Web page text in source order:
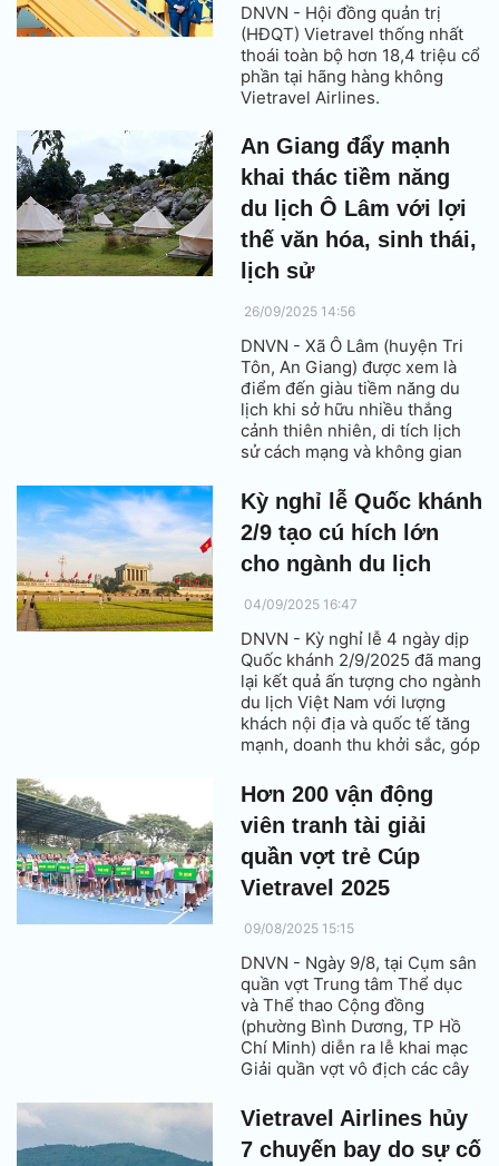
DNVN - Hội đồng quản trị
(HĐQT) Vietravel thống nhất
thoái toàn bộ hơn 18,4 triệu cổ
phần tại hãng hàng không
Vietravel Airlines.
An Giang đẩy mạnh
khai thác tiềm năng
du lịch Ô Lâm với lợi
thế văn hóa, sinh thái,
lịch sử
26/09/2025 14:56
DNVN - Xã Ô Lâm (huyện Tri
Tôn, An Giang) được xem là
điểm đến giàu tiềm năng du
lịch khi sở hữu nhiều thắng
cảnh thiên nhiên, di tích lịch
sử cách mạng và không gian
Khmer.
Kỳ nghỉ lễ Quốc khánh
2/9 tạo cú hích lớn
cho ngành du lịch
04/09/2025 16:47
DNVN - Kỳ nghỉ lễ 4 ngày dịp
Quốc khánh 2/9/2025 đã mang
lại kết quả ấn tượng cho ngành
du lịch Việt Nam với lượng
khách nội địa và quốc tế tăng
mạnh, doanh thu khởi sắc, góp
hồi và tăng trưởng toàn ngành.
Hơn 200 vận động
viên tranh tài giải
quần vợt trẻ Cúp
Vietravel 2025
09/08/2025 15:15
DNVN - Ngày 9/8, tại Cụm sân
quần vợt Trung tâm Thể dục
và Thể thao Cộng đồng
(phường Bình Dương, TP Hồ
Chí Minh) diễn ra lễ khai mạc
Giải quần vợt vô địch các cây
Vietravel 2025.
Vietravel Airlines hủy
7 chuyến bay do sự cố